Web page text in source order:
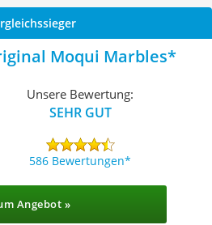
Moqui Marbles
Unsere Bewertung:
SEHR GUT
586 Bewertungen
Angebot »